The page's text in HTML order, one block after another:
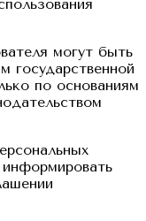
могут быть
государственной
по основаниям